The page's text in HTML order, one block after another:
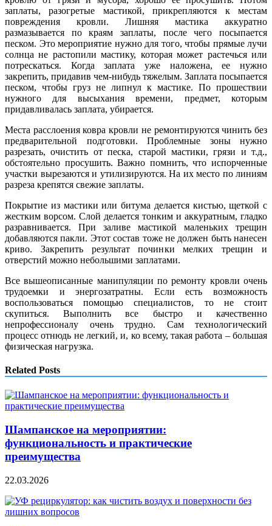
заплаты, разогретые мастикой, прикрепляются к местам
повреждения кровли. Лишняя мастика аккуратно
размазывается по краям заплаты, после чего посыпается
песком. Это мероприятие нужно для того, чтобы прямые лучи
солнца не растопили мастику, которая может растечься или
потрескаться. Когда заплата уже наложена, ее нужно
закрепить, придавив чем-нибудь тяжелым. Заплата посыпается
песком, чтобы груз не липнул к мастике. По прошествии
нужного для высыхания времени, предмет, которым
придавливалась заплата, убирается.
Места расслоения ковра кровли не ремонтируются чинить без
предварительной подготовки. Проблемные зоны нужно
разрезать, очистить от песка, старой мастики, грязи и т.д.,
обстоятельно просушить. Важно помнить, что испорченные
участки вырезаются и утилизируются. На их место по линиям
разреза крепятся свежие заплаты.
Покрытие из мастики или битума делается кистью, щеткой с
жестким ворсом. Слой делается тонким и аккуратным, гладко
разравнивается. При заливе мастикой маленьких трещин
добавляются пакли. Этот состав тоже не должен быть нанесен
криво. Закрепить результат починки мелких трещин и
отверстий можно небольшими заплатами.
Все вышеописанные манипуляции по ремонту кровли очень
трудоемки и энергозатратны. Если есть возможность
воспользоваться помощью специалистов, то не стоит
скупиться. Выполнить все быстро и качественно
непрофессионалу очень трудно. Сам технологический
процесс отнюдь не легкий, и, ко всему, такая работа – большая
физическая нагрузка.
Related Posts
Шампанское на мероприятии:
функциональность и практические
преимущества
22.03.2026